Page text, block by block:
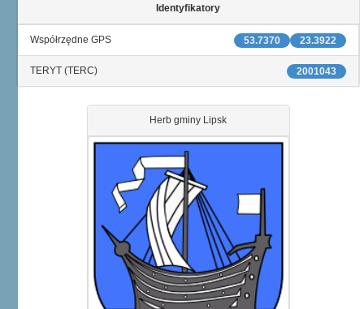
Identyfikatory
23.3922
53.7370
Współrzędne GPS
TERYT (TERC) 2001043
Herb gminy Lipsk